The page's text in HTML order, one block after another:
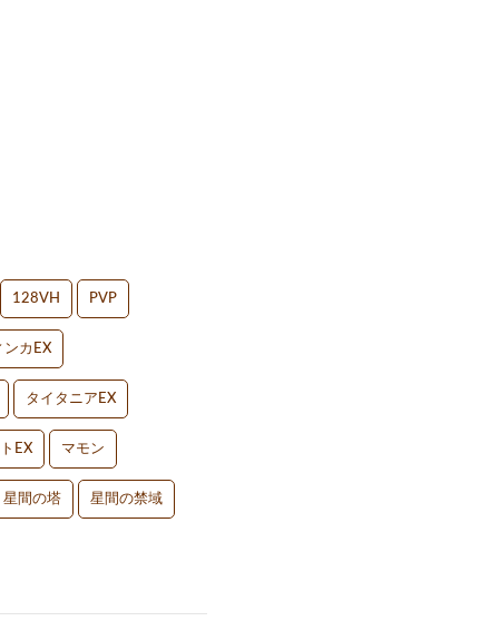
128VH PVP
ンカEX
タイタニアEX
EX マモン
星間の塔 星間の禁域